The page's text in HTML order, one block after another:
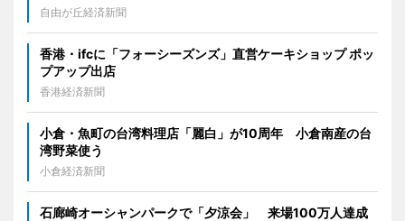
自由が丘経済新聞
香港・ifcに「フォーシーズンズ」直営ケーキショップ ポッ
プアップ出店
香港経済新聞
小倉・魚町の台湾料理店「麗白」が10周年 小倉南産の台
湾野菜使う
小倉経済新聞
石廊崎オーシャンパークで「夕涼会」 来場100万人達成